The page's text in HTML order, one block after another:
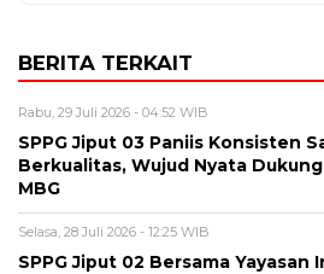
BERITA TERKAIT
Rabu, 29 Juli 2026 - 04:52 WIB
SPPG Jiput 03 Paniis Konsisten
Berkualitas, Wujud Nyata
MBG
Selasa, 28 Juli 2026 - 12:25 WIB
SPPG Jiput 02 Bersama Yayasan